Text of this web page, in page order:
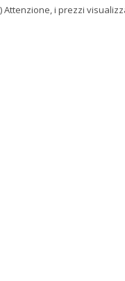
Attenzione, i prezzi